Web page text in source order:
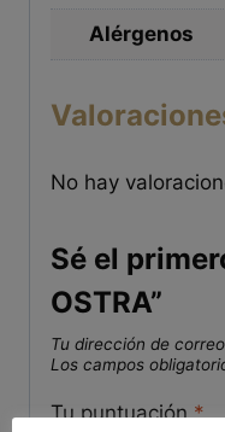
Alérgenos
No hay
Sé el
OSTRA”
Tu dirección de
Los campos
Tu puntuación*